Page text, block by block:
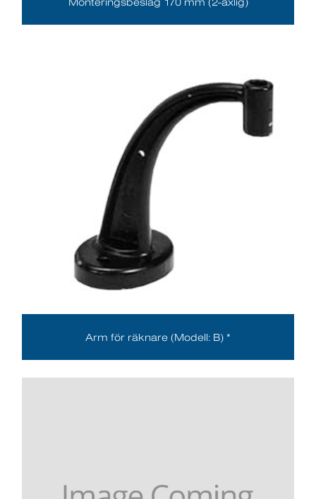
Arm för räknare (Modell: B) *